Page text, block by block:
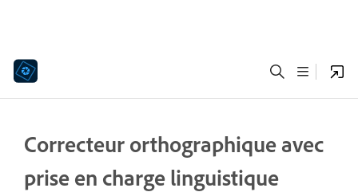
Correcteur orthographique avec
prise en charge linguistique